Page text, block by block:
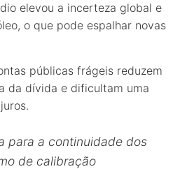
elevou a incerteza global e
o que pode espalhar novas
públicas frágeis reduzem
da dívida e dificultam uma
para a continuidade dos
de calibração